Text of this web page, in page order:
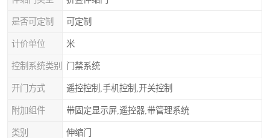
是否可定制 可定制
计价单位 米
控制系统类别 门禁系统
开门方式 遥控控制,手机控制,开关控制
附加组件 带固定显示屏,遥控器,带管理系统
类别 伸缩门